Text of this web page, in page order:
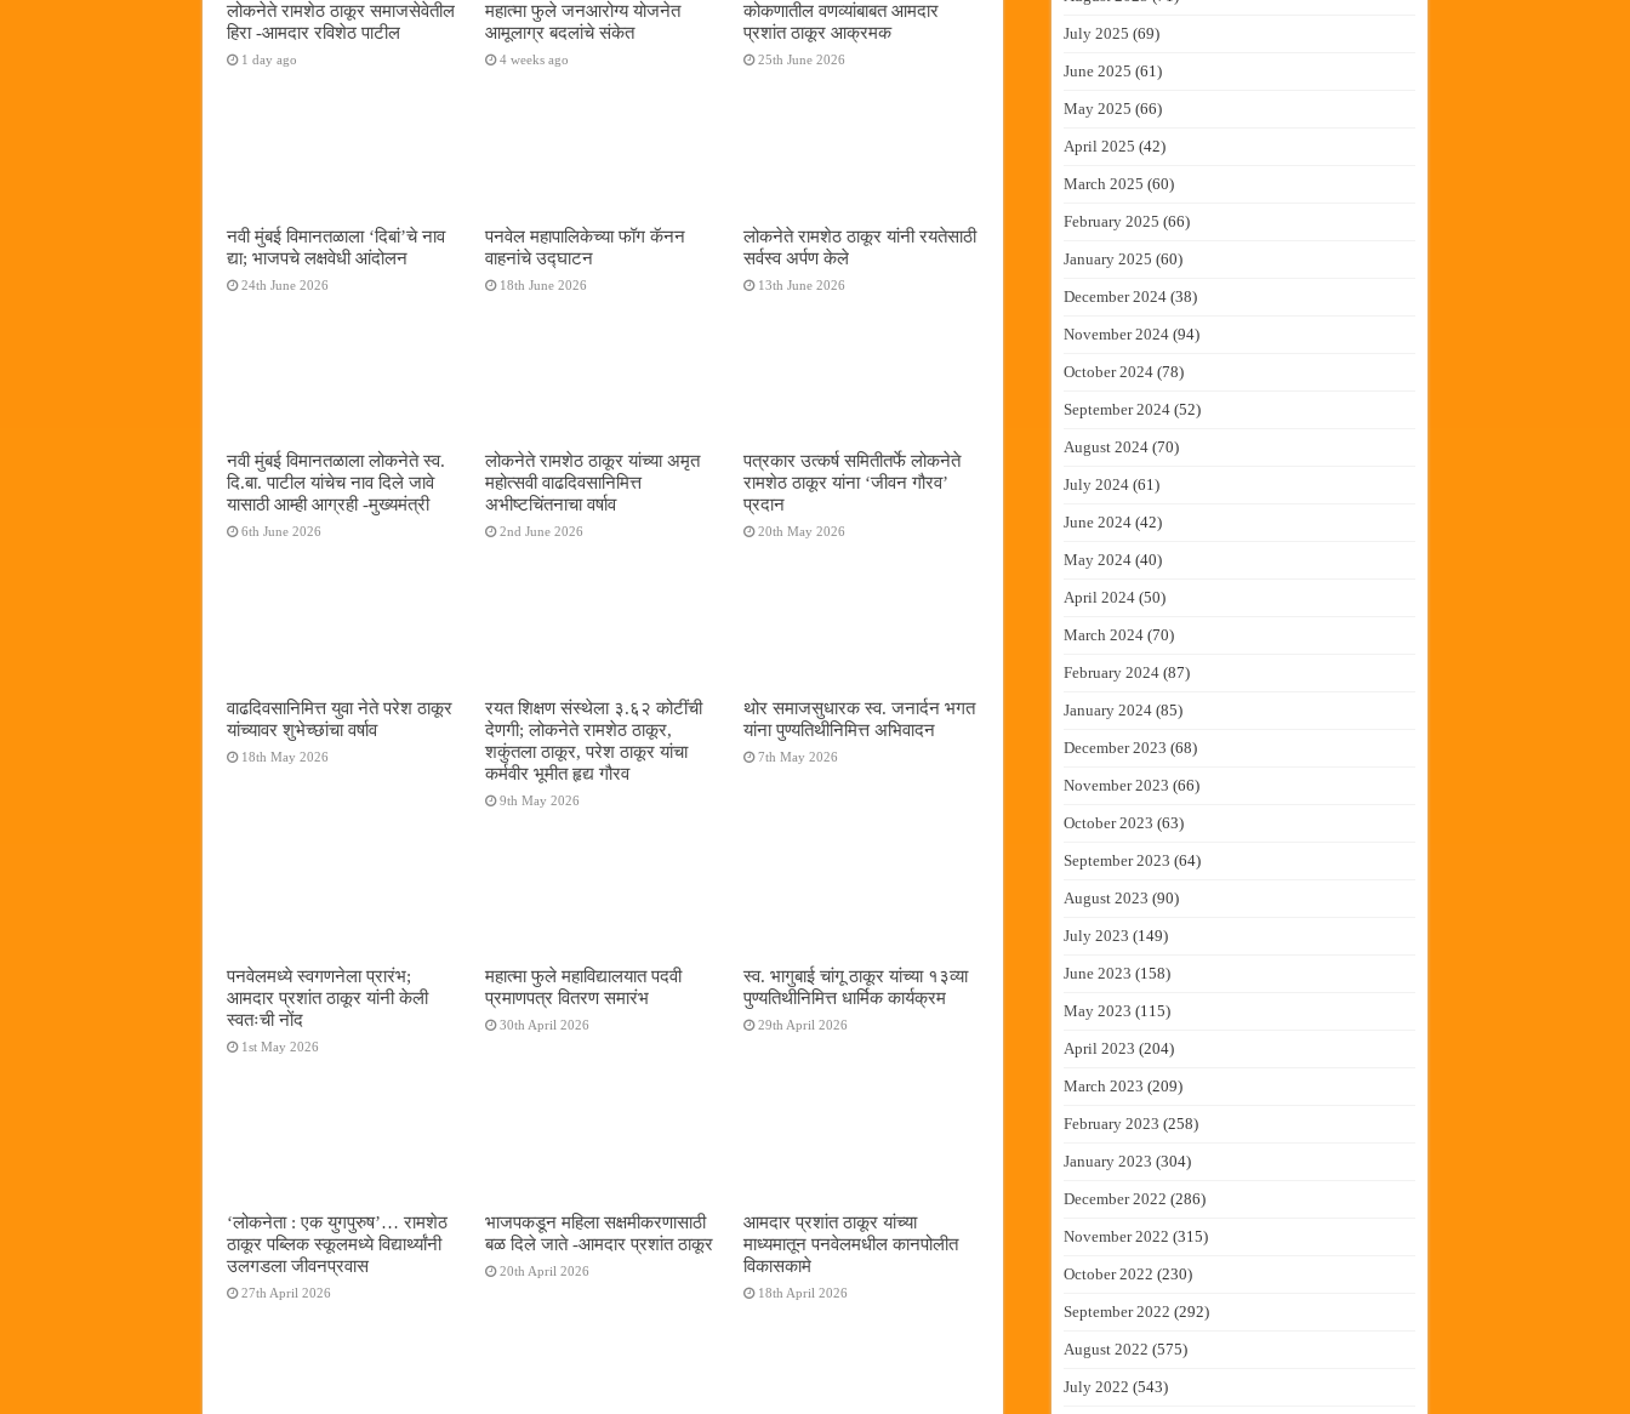
लोकनेते रामशेठ ठाकूर समाजसेवेतील
हिरा -आमदार रविशेठ पाटील
1 day ago
महात्मा फुले जनआरोग्य योजनेत
आमूलाग्र बदलांचे संकेत
4 weeks ago
कोकणातील वणव्यांबाबत आमदार
प्रशांत ठाकूर आक्रमक
25th June 2026
नवी मुंबई विमानतळाला ‌‘दिबां‌’चे नाव
द्या; भाजपचे लक्षवेधी आंदोलन
24th June 2026
पनवेल महापालिकेच्या फॉग कॅनन
वाहनांचे उद्घाटन
18th June 2026
लोकनेते रामशेठ ठाकूर यांनी रयतेसाठी
सर्वस्व अर्पण केले
13th June 2026
नवी मुंबई विमानतळाला लोकनेते स्व.
दि.बा. पाटील यांचेच नाव दिले जावे
यासाठी आम्ही आग्रही -मुख्यमंत्री
6th June 2026
लोकनेते रामशेठ ठाकूर यांच्या अमृत
महोत्सवी वाढदिवसानिमित्त
अभीष्टचिंतनाचा वर्षाव
2nd June 2026
पत्रकार उत्कर्ष समितीतर्फे लोकनेते
रामशेठ ठाकूर यांना ‌‘जीवन गौरव‌’
प्रदान
20th May 2026
वाढदिवसानिमित्त युवा नेते परेश ठाकूर
यांच्यावर शुभेच्छांचा वर्षाव
18th May 2026
रयत शिक्षण संस्थेला ३.६२ कोटींची
देणगी; लोकनेते रामशेठ ठाकूर,
शकुंतला ठाकूर, परेश ठाकूर यांचा
कर्मवीर भूमीत हृद्य गौरव
9th May 2026
थोर समाजसुधारक स्व. जनार्दन भगत
यांना पुण्यतिथीनिमित्त अभिवादन
7th May 2026
पनवेलमध्ये स्वगणनेला प्रारंभ;
आमदार प्रशांत ठाकूर यांनी केली
स्वतःची नोंद
1st May 2026
महात्मा फुले महाविद्यालयात पदवी
प्रमाणपत्र वितरण समारंभ
30th April 2026
स्व. भागुबाई चांगू ठाकूर यांच्या १३व्या
पुण्यतिथीनिमित्त धार्मिक कार्यक्रम
29th April 2026
‌‘लोकनेता : एक युगपुरुष‌’… रामशेठ
ठाकूर पब्लिक स्कूलमध्ये विद्यार्थ्यांनी
उलगडला जीवनप्रवास
27th April 2026
भाजपकडून महिला सक्षमीकरणासाठी
बळ दिले जाते -आमदार प्रशांत ठाकूर
20th April 2026
आमदार प्रशांत ठाकूर यांच्या
माध्यमातून पनवेलमधील कानपोलीत
विकासकामे
18th April 2026
July 2025 (69)
June 2025 (61)
May 2025 (66)
April 2025 (42)
March 2025 (60)
February 2025 (66)
January 2025 (60)
December 2024 (38)
November 2024 (94)
October 2024 (78)
September 2024 (52)
August 2024 (70)
July 2024 (61)
June 2024 (42)
May 2024 (40)
April 2024 (50)
March 2024 (70)
February 2024 (87)
January 2024 (85)
December 2023 (68)
November 2023 (66)
October 2023 (63)
September 2023 (64)
August 2023 (90)
July 2023 (149)
June 2023 (158)
May 2023 (115)
April 2023 (204)
March 2023 (209)
February 2023 (258)
January 2023 (304)
December 2022 (286)
November 2022 (315)
October 2022 (230)
September 2022 (292)
August 2022 (575)
July 2022 (543)